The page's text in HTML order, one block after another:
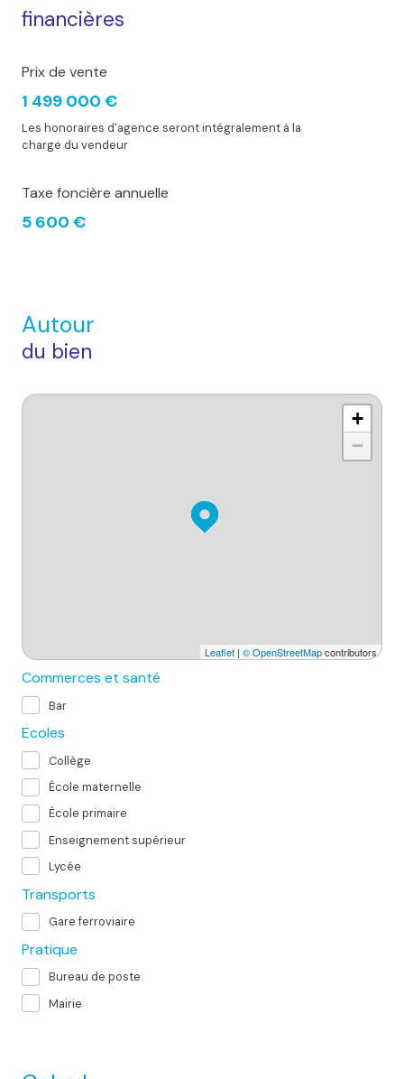
quartier Secteur L'Isle-Adam
accès handicapé
financières
Prix de vente
1 499 000 €
Les honoraires d'agence seront intégralement à la
charge du vendeur
Taxe foncière annuelle
5 600 €
Autour
du bien
+
−
Leaflet | © OpenStreetMapcontributors
Commerces et santé
Bar
Ecoles
Collège
École maternelle
École primaire
Enseignement supérieur
Lycée
Transports
Gare ferroviaire
Pratique
Bureau de poste
Mairie